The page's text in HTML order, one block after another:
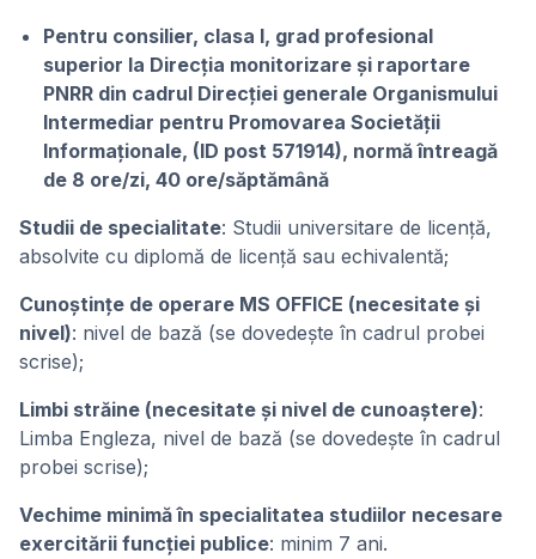
Pentru consilier, clasa I, grad profesional
superior la Direcția monitorizare și raportare
PNRR din cadrul Direcției generale Organismului
Intermediar pentru Promovarea Societății
Informaționale, (ID post 571914), normă întreagă
de 8 ore/zi, 40 ore/săptămână
Studii de specialitate: Studii universitare de licență,
absolvite cu diplomă de licență sau echivalentă;
Cunoștințe de operare MS OFFICE (necesitate și
nivel): nivel de bază (se dovedește în cadrul probei
scrise);
Limbi străine (necesitate și nivel de cunoaștere):
Limba Engleza, nivel de bază (se dovedeşte în cadrul
probei scrise);
Vechime minimă în specialitatea studiilor necesare
exercitării funcției publice: minim 7 ani.